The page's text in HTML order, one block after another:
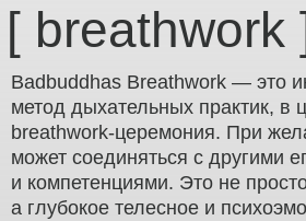
[ breathwork
Badbuddhas Breathwork — это
метод дыхательных практик, в
breathwork-церемония. При
может соединяться с другими
и компетенциями. Это не
а глубокое телесное и